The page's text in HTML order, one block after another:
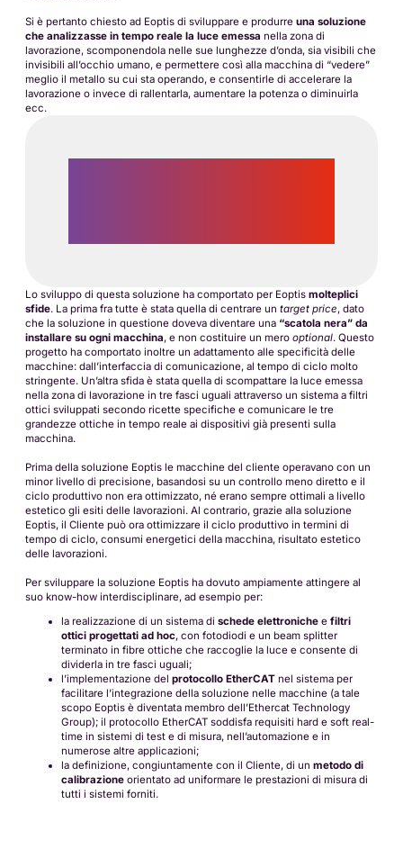
Si è pertanto chiesto ad Eoptis di sviluppare e produrre una soluzione
che analizzasse in tempo reale la luce emessa nella zona di
lavorazione, scomponendola nelle sue lunghezze d’onda, sia visibili che
invisibili all’occhio umano, e permettere così alla macchina di “vedere”
meglio il metallo su cui sta operando, e consentirle di accelerare la
lavorazione o invece di rallentarla, aumentare la potenza o diminuirla
ecc.
Lo sviluppo di questa soluzione ha comportato per Eoptis molteplici
sfide. La prima fra tutte è stata quella di centrare un target price, dato
che la soluzione in questione doveva diventare una “scatola nera” da
installare su ogni macchina, e non costituire un mero optional. Questo
progetto ha comportato inoltre un adattamento alle specificità delle
macchine: dall’interfaccia di comunicazione, al tempo di ciclo molto
stringente. Un’altra sfida è stata quella di scompattare la luce emessa
nella zona di lavorazione in tre fasci uguali attraverso un sistema a filtri
ottici sviluppati secondo ricette specifiche e comunicare le tre
grandezze ottiche in tempo reale ai dispositivi già presenti sulla
macchina.
Prima della soluzione Eoptis le macchine del cliente operavano con un
minor livello di precisione, basandosi su un controllo meno diretto e il
ciclo produttivo non era ottimizzato, né erano sempre ottimali a livello
estetico gli esiti delle lavorazioni. Al contrario, grazie alla soluzione
Eoptis, il Cliente può ora ottimizzare il ciclo produttivo in termini di
tempo di ciclo, consumi energetici della macchina, risultato estetico
delle lavorazioni.
Per sviluppare la soluzione Eoptis ha dovuto ampiamente attingere al
suo know-how interdisciplinare, ad esempio per:
la realizzazione di un sistema di schede elettroniche e filtri
ottici progettati ad hoc, con fotodiodi e un beam splitter
terminato in fibre ottiche che raccoglie la luce e consente di
dividerla in tre fasci uguali;
l’implementazione del protocollo EtherCAT nel sistema per
facilitare l’integrazione della soluzione nelle macchine (a tale
scopo Eoptis è diventata membro dell’Ethercat Technology
Group); il protocollo EtherCAT soddisfa requisiti hard e soft real-
time in sistemi di test e di misura, nell’automazione e in
numerose altre applicazioni;
la definizione, congiuntamente con il Cliente, di un metodo di
calibrazione orientato ad uniformare le prestazioni di misura di
tutti i sistemi forniti.